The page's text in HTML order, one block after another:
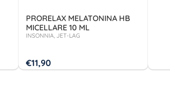
PRORELAX MELATONINA HB
MICELLARE 10 ML
INSONNIA, JET-LAG
€11,90